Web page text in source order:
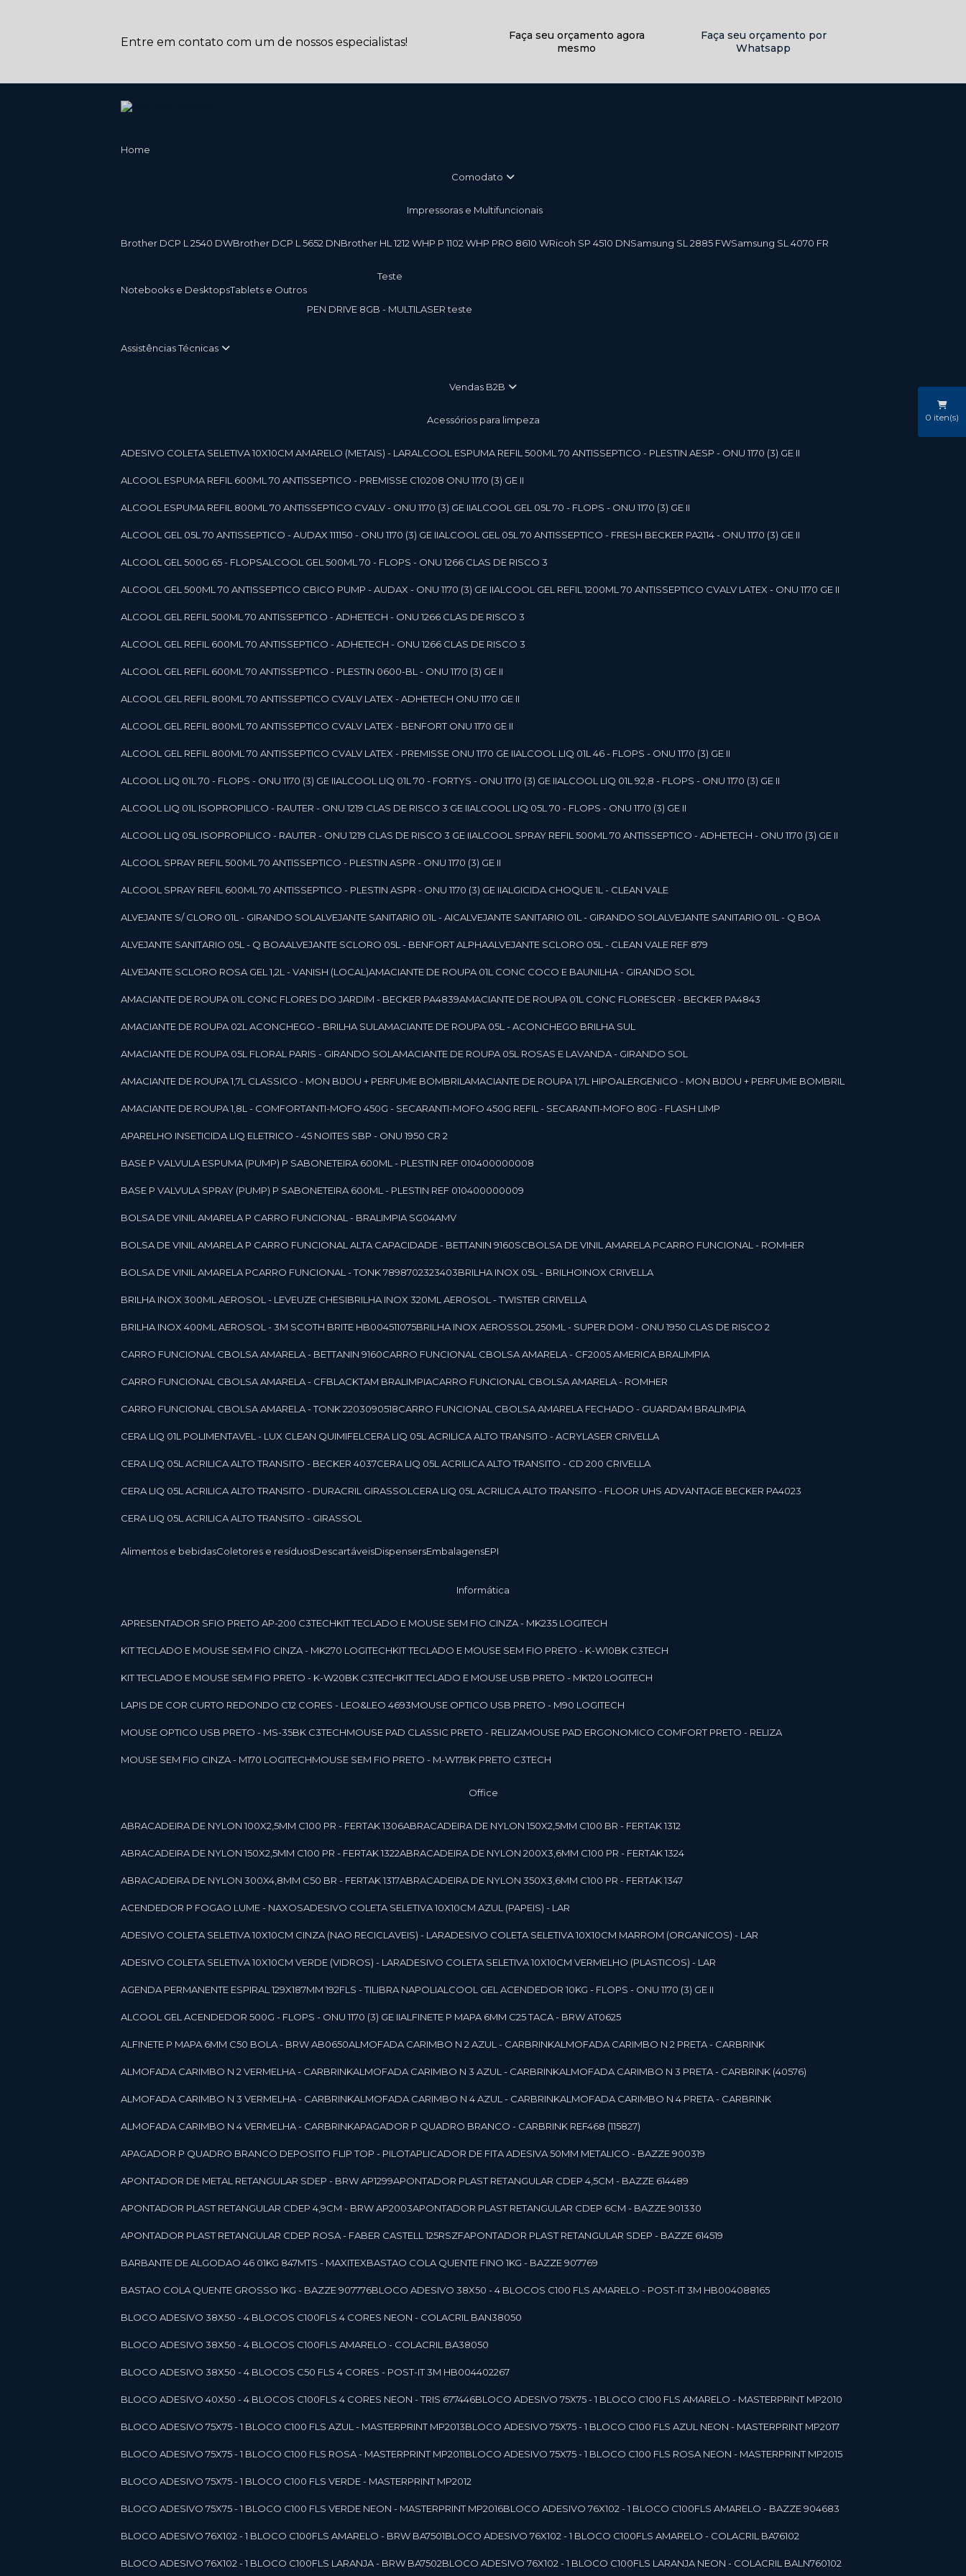
Entre em contato com um de nossos especialistas!
Faça seu orçamento agora
mesmo
Faça seu orçamento por
Whatsapp
Home
Comodato
Impressoras e Multifuncionais
Brother DCP L 2540 DW Brother DCP L 5652 DN Brother HL 1212 W HP P 1102 W HP PRO 8610 W Ricoh SP 4510 DN Samsung SL 2885 FW Samsung SL 4070 FR
Notebooks e Desktops Tablets e Outros
teste
PEN DRIVE 8GB - MULTILASER teste
Assistências Técnicas
vendas B2B
Acessórios para limpeza
ADESIVO COLETA SELETIVA 10X10CM AMARELO (METAIS) - LAR ALCOOL ESPUMA REFIL 500ML 70 ANTISSEPTICO - PLESTIN AESP - ONU 1170 (3) GE II
ALCOOL ESPUMA REFIL 600ML 70 ANTISSEPTICO - PREMISSE C10208 ONU 1170 (3) GE II
ALCOOL ESPUMA REFIL 800ML 70 ANTISSEPTICO CVALV - ONU 1170 (3) GE II ALCOOL GEL 05L 70 - FLOPS - ONU 1170 (3) GE II
ALCOOL GEL 05L 70 ANTISSEPTICO - AUDAX 111150 - ONU 1170 (3) GE II ALCOOL GEL 05L 70 ANTISSEPTICO - FRESH BECKER PA2114 - ONU 1170 (3) GE II
ALCOOL GEL 500G 65 - FLOPS ALCOOL GEL 500ML 70 - FLOPS - ONU 1266 CLAS DE RISCO 3
ALCOOL GEL 500ML 70 ANTISSEPTICO CBICO PUMP - AUDAX - ONU 1170 (3) GE II ALCOOL GEL REFIL 1200ML 70 ANTISSEPTICO CVALV LATEX - ONU 1170 GE II
ALCOOL GEL REFIL 500ML 70 ANTISSEPTICO - ADHETECH - ONU 1266 CLAS DE RISCO 3
ALCOOL GEL REFIL 600ML 70 ANTISSEPTICO - ADHETECH - ONU 1266 CLAS DE RISCO 3
ALCOOL GEL REFIL 600ML 70 ANTISSEPTICO - PLESTIN 0600-BL - ONU 1170 (3) GE II
ALCOOL GEL REFIL 800ML 70 ANTISSEPTICO CVALV LATEX - ADHETECH ONU 1170 GE II
ALCOOL GEL REFIL 800ML 70 ANTISSEPTICO CVALV LATEX - BENFORT ONU 1170 GE II
ALCOOL GEL REFIL 800ML 70 ANTISSEPTICO CVALV LATEX - PREMISSE ONU 1170 GE II ALCOOL LIQ 01L 46 - FLOPS - ONU 1170 (3) GE II
ALCOOL LIQ 01L 70 - FLOPS - ONU 1170 (3) GE II ALCOOL LIQ 01L 70 - FORTYS - ONU 1170 (3) GE II ALCOOL LIQ 01L 92,8 - FLOPS - ONU 1170 (3) GE II
ALCOOL LIQ 01L ISOPROPILICO - RAUTER - ONU 1219 CLAS DE RISCO 3 GE II ALCOOL LIQ 05L 70 - FLOPS - ONU 1170 (3) GE II
ALCOOL LIQ 05L ISOPROPILICO - RAUTER - ONU 1219 CLAS DE RISCO 3 GE II ALCOOL SPRAY REFIL 500ML 70 ANTISSEPTICO - ADHETECH - ONU 1170 (3) GE II
ALCOOL SPRAY REFIL 500ML 70 ANTISSEPTICO - PLESTIN ASPR - ONU 1170 (3) GE II
ALCOOL SPRAY REFIL 600ML 70 ANTISSEPTICO - PLESTIN ASPR - ONU 1170 (3) GE II ALGICIDA CHOQUE 1L - CLEAN VALE
ALVEJANTE S/ CLORO 01L - GIRANDO SOL ALVEJANTE SANITARIO 01L - AIC ALVEJANTE SANITARIO 01L - GIRANDO SOL ALVEJANTE SANITARIO 01L - Q BOA
ALVEJANTE SANITARIO 05L - Q BOA ALVEJANTE SCLORO 05L - BENFORT ALPHA ALVEJANTE SCLORO 05L - CLEAN VALE REF 879
ALVEJANTE SCLORO ROSA GEL 1,2L - VANISH (LOCAL) AMACIANTE DE ROUPA 01L CONC COCO E BAUNILHA - GIRANDO SOL
AMACIANTE DE ROUPA 01L CONC FLORES DO JARDIM - BECKER PA4839 AMACIANTE DE ROUPA 01L CONC FLORESCER - BECKER PA4843
AMACIANTE DE ROUPA 02L ACONCHEGO - BRILHA SUL AMACIANTE DE ROUPA 05L - ACONCHEGO BRILHA SUL
AMACIANTE DE ROUPA 05L FLORAL PARIS - GIRANDO SOL AMACIANTE DE ROUPA 05L ROSAS E LAVANDA - GIRANDO SOL
AMACIANTE DE ROUPA 1,7L CLASSICO - MON BIJOU + PERFUME BOMBRIL AMACIANTE DE ROUPA 1,7L HIPOALERGENICO - MON BIJOU + PERFUME BOMBRIL
AMACIANTE DE ROUPA 1,8L - COMFORT ANTI-MOFO 450G - SECAR ANTI-MOFO 450G REFIL - SECAR ANTI-MOFO 80G - FLASH LIMP
APARELHO INSETICIDA LIQ ELETRICO - 45 NOITES SBP - ONU 1950 CR 2
BASE P VALVULA ESPUMA (PUMP) P SABONETEIRA 600ML - PLESTIN REF 010400000008
BASE P VALVULA SPRAY (PUMP) P SABONETEIRA 600ML - PLESTIN REF 010400000009
BOLSA DE VINIL AMARELA P CARRO FUNCIONAL - BRALIMPIA SG04AMV
BOLSA DE VINIL AMARELA P CARRO FUNCIONAL ALTA CAPACIDADE - BETTANIN 9160SC BOLSA DE VINIL AMARELA PCARRO FUNCIONAL - ROMHER
BOLSA DE VINIL AMARELA PCARRO FUNCIONAL - TONK 7898702323403 BRILHA INOX 05L - BRILHOINOX CRIVELLA
BRILHA INOX 300ML AEROSOL - LEVEUZE CHESI BRILHA INOX 320ML AEROSOL - TWISTER CRIVELLA
BRILHA INOX 400ML AEROSOL - 3M SCOTH BRITE HB004511075 BRILHA INOX AEROSSOL 250ML - SUPER DOM - ONU 1950 CLAS DE RISCO 2
CARRO FUNCIONAL CBOLSA AMARELA - BETTANIN 9160 CARRO FUNCIONAL CBOLSA AMARELA - CF2005 AMERICA BRALIMPIA
CARRO FUNCIONAL CBOLSA AMARELA - CFBLACKTAM BRALIMPIA CARRO FUNCIONAL CBOLSA AMARELA - ROMHER
CARRO FUNCIONAL CBOLSA AMARELA - TONK 2203090518 CARRO FUNCIONAL CBOLSA AMARELA FECHADO - GUARDAM BRALIMPIA
CERA LIQ 01L POLIMENTAVEL - LUX CLEAN QUIMIFEL CERA LIQ 05L ACRILICA ALTO TRANSITO - ACRYLASER CRIVELLA
CERA LIQ 05L ACRILICA ALTO TRANSITO - BECKER 4037 CERA LIQ 05L ACRILICA ALTO TRANSITO - CD 200 CRIVELLA
CERA LIQ 05L ACRILICA ALTO TRANSITO - DURACRIL GIRASSOL CERA LIQ 05L ACRILICA ALTO TRANSITO - FLOOR UHS ADVANTAGE BECKER PA4023
CERA LIQ 05L ACRILICA ALTO TRANSITO - GIRASSOL
Alimentos e bebidas Coletores e resíduos Descartáveis Dispensers Embalagens EPI
Informática
APRESENTADOR SFIO PRETO AP-200 C3TECH KIT TECLADO E MOUSE SEM FIO CINZA - MK235 LOGITECH
KIT TECLADO E MOUSE SEM FIO CINZA - MK270 LOGITECH KIT TECLADO E MOUSE SEM FIO PRETO - K-W10BK C3TECH
KIT TECLADO E MOUSE SEM FIO PRETO - K-W20BK C3TECH KIT TECLADO E MOUSE USB PRETO - MK120 LOGITECH
LAPIS DE COR CURTO REDONDO C12 CORES - LEO&LEO 4693 MOUSE OPTICO USB PRETO - M90 LOGITECH
MOUSE OPTICO USB PRETO - MS-35BK C3TECH MOUSE PAD CLASSIC PRETO - RELIZA MOUSE PAD ERGONOMICO COMFORT PRETO - RELIZA
MOUSE SEM FIO CINZA - M170 LOGITECH MOUSE SEM FIO PRETO - M-W17BK PRETO C3TECH
Office
ABRACADEIRA DE NYLON 100X2,5MM C100 PR - FERTAK 1306 ABRACADEIRA DE NYLON 150X2,5MM C100 BR - FERTAK 1312
ABRACADEIRA DE NYLON 150X2,5MM C100 PR - FERTAK 1322 ABRACADEIRA DE NYLON 200X3,6MM C100 PR - FERTAK 1324
ABRACADEIRA DE NYLON 300X4,8MM C50 BR - FERTAK 1317 ABRACADEIRA DE NYLON 350X3,6MM C100 PR - FERTAK 1347
ACENDEDOR P FOGAO LUME - NAXOS ADESIVO COLETA SELETIVA 10X10CM AZUL (PAPEIS) - LAR
ADESIVO COLETA SELETIVA 10X10CM CINZA (NAO RECICLAVEIS) - LAR ADESIVO COLETA SELETIVA 10X10CM MARROM (ORGANICOS) - LAR
ADESIVO COLETA SELETIVA 10X10CM VERDE (VIDROS) - LAR ADESIVO COLETA SELETIVA 10X10CM VERMELHO (PLASTICOS) - LAR
AGENDA PERMANENTE ESPIRAL 129X187MM 192FLS - TILIBRA NAPOLI ALCOOL GEL ACENDEDOR 10KG - FLOPS - ONU 1170 (3) GE II
ALCOOL GEL ACENDEDOR 500G - FLOPS - ONU 1170 (3) GE II ALFINETE P MAPA 6MM C25 TACA - BRW AT0625
ALFINETE P MAPA 6MM C50 BOLA - BRW AB0650 ALMOFADA CARIMBO N 2 AZUL - CARBRINK ALMOFADA CARIMBO N 2 PRETA - CARBRINK
ALMOFADA CARIMBO N 2 VERMELHA - CARBRINK ALMOFADA CARIMBO N 3 AZUL - CARBRINK ALMOFADA CARIMBO N 3 PRETA - CARBRINK (40576)
ALMOFADA CARIMBO N 3 VERMELHA - CARBRINK ALMOFADA CARIMBO N 4 AZUL - CARBRINK ALMOFADA CARIMBO N 4 PRETA - CARBRINK
ALMOFADA CARIMBO N 4 VERMELHA - CARBRINK APAGADOR P QUADRO BRANCO - CARBRINK REF468 (115827)
APAGADOR P QUADRO BRANCO DEPOSITO FLIP TOP - PILOT APLICADOR DE FITA ADESIVA 50MM METALICO - BAZZE 900319
APONTADOR DE METAL RETANGULAR SDEP - BRW AP1299 APONTADOR PLAST RETANGULAR CDEP 4,5CM - BAZZE 614489
APONTADOR PLAST RETANGULAR CDEP 4,9CM - BRW AP2003 APONTADOR PLAST RETANGULAR CDEP 6CM - BAZZE 901330
APONTADOR PLAST RETANGULAR CDEP ROSA - FABER CASTELL 125RSZF APONTADOR PLAST RETANGULAR SDEP - BAZZE 614519
BARBANTE DE ALGODAO 46 01KG 847MTS - MAXITEX BASTAO COLA QUENTE FINO 1KG - BAZZE 907769
BASTAO COLA QUENTE GROSSO 1KG - BAZZE 907776 BLOCO ADESIVO 38X50 - 4 BLOCOS C100 FLS AMARELO - POST-IT 3M HB004088165
BLOCO ADESIVO 38X50 - 4 BLOCOS C100FLS 4 CORES NEON - COLACRIL BAN38050
BLOCO ADESIVO 38X50 - 4 BLOCOS C100FLS AMARELO - COLACRIL BA38050
BLOCO ADESIVO 38X50 - 4 BLOCOS C50 FLS 4 CORES - POST-IT 3M HB004402267
BLOCO ADESIVO 40X50 - 4 BLOCOS C100FLS 4 CORES NEON - TRIS 677446 BLOCO ADESIVO 75X75 - 1 BLOCO C100 FLS AMARELO - MASTERPRINT MP2010
BLOCO ADESIVO 75X75 - 1 BLOCO C100 FLS AZUL - MASTERPRINT MP2013 BLOCO ADESIVO 75X75 - 1 BLOCO C100 FLS AZUL NEON - MASTERPRINT MP2017
BLOCO ADESIVO 75X75 - 1 BLOCO C100 FLS ROSA - MASTERPRINT MP2011 BLOCO ADESIVO 75X75 - 1 BLOCO C100 FLS ROSA NEON - MASTERPRINT MP2015
BLOCO ADESIVO 75X75 - 1 BLOCO C100 FLS VERDE - MASTERPRINT MP2012
BLOCO ADESIVO 75X75 - 1 BLOCO C100 FLS VERDE NEON - MASTERPRINT MP2016 BLOCO ADESIVO 76X102 - 1 BLOCO C100FLS AMARELO - BAZZE 904683
BLOCO ADESIVO 76X102 - 1 BLOCO C100FLS AMARELO - BRW BA7501 BLOCO ADESIVO 76X102 - 1 BLOCO C100FLS AMARELO - COLACRIL BA76102
BLOCO ADESIVO 76X102 - 1 BLOCO C100FLS LARANJA - BRW BA7502 BLOCO ADESIVO 76X102 - 1 BLOCO C100FLS LARANJA NEON - COLACRIL BALN760102
0 iten(s)